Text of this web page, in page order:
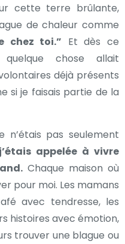
cette terre brûlante,
de chaleur comme
chez toi.” Et dès ce
chose allait
déjà présents
si je faisais partie de la
n’étais pas seulement
j’étais appelée à vivre
Chaque maison où
pour moi. Les mamans
avec tendresse, les
histoires avec émotion,
trouver une blague ou